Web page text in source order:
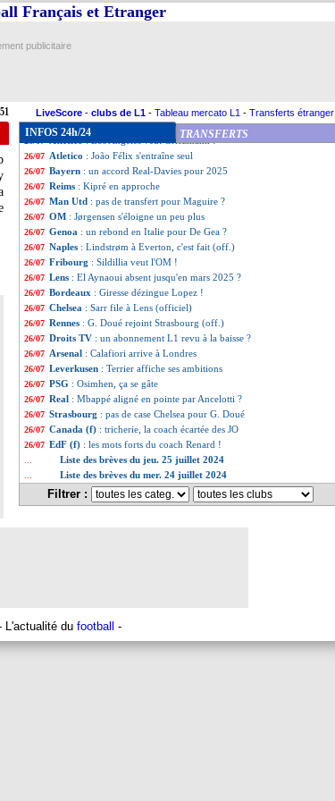
Français et Etranger
publicitaire
LiveScore - clubs de L1 - Tableau mercato L1 - Transferts étranger
INFOS 24h/24 TRANSFERTS
26/07 OM: le comportement de Mbemba irrite...
26/07 L1: Reine-Adélaïde n'est pas contre un retour
26/07 Milan
26/07 Bayern : West Ham abandonne pour Mazraoui !
26/07 OM: un défenseur central recruté en Suède ?
: Los Angeles veut Griezmann !
26/07 Atletico : João Félix s'entraîne seul
26/07 Bayern : un accord Real-Davies pour 2025
26/07 Reims : Kipré en approche
26/07 Man Utd : pas de transfert pour Maguire ?
26/07 OM : Jørgensen s'éloigne un peu plus
26/07 Genoa : un rebond en Italie pour De Gea ?
26/07 Naples : Lindstrøm à Everton, c'est fait (off.)
26/07 Fribourg : Sildillia veut l'OM !
26/07 Lens : El Aynaoui absent jusqu'en mars 2025 ?
26/07 Bordeaux : Giresse dézingue Lopez !
26/07 Chelsea : Sarr file à Lens (officiel)
26/07 Rennes : G. Doué rejoint Strasbourg (off.)
26/07 Droits TV : un abonnement L1 revu à la baisse ?
26/07 Arsenal : Calafiori arrive à Londres
26/07 Leverkusen : Terrier affiche ses ambitions
26/07 PSG : Osimhen, ça se gâte
26/07 Real : Mbappé aligné en pointe par Ancelotti ?
26/07 Strasbourg : pas de case Chelsea pour G. Doué
26/07 Canada (f) : tricherie, la coach écartée des JO
26/07 EdF (f) : les mots forts du coach Renard !
Liste des brèves du jeu. 25 juillet 2024
Liste des brèves du mer. 24 juillet 2024
Filtrer :
L'actualité du football -